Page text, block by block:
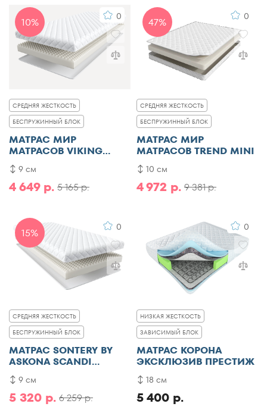
По убыванию цены
По популярности
По рейтингу
10% 0
СРЕДНЯЯ ЖЕСТКОСТЬ
БЕСПРУЖИННЫЙ БЛОК
МАТРАС МИР
МАТРАСОВ VIKING
AGVID
5 165 р.
4 649 р.
9 см
47% 0
СРЕДНЯЯ ЖЕСТКОСТЬ
БЕСПРУЖИННЫЙ БЛОК
МАТРАС МИР
МАТРАСОВ TREND MINI
9 381 р.
4 972 р.
10 см
15% 0
СРЕДНЯЯ ЖЕСТКОСТЬ
БЕСПРУЖИННЫЙ БЛОК
МАТРАС SONTERY BY
ASKONA SCANDI
LINDOME
6 259 р.
5 320 р.
9 см
0
НИЗКАЯ ЖЕСТКОСТЬ
ЗАВИСИМЫЙ БЛОК
МАТРАС КОРОНА
ЭКСКЛЮЗИВ ПРЕСТИЖ
5 400 р.
18 см